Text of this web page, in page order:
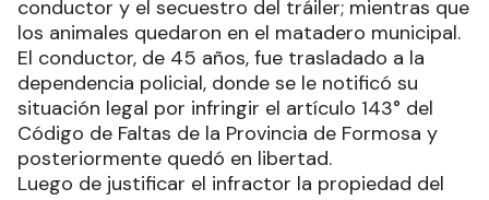
conductor y el secuestro del tráiler; mientras que
los animales quedaron en el matadero municipal.
El conductor, de 45 años, fue trasladado a la
dependencia policial, donde se le notificó su
situación legal por infringir el artículo 143° del
Código de Faltas de la Provincia de Formosa y
posteriormente quedó en libertad.
Luego de justificar el infractor la propiedad del